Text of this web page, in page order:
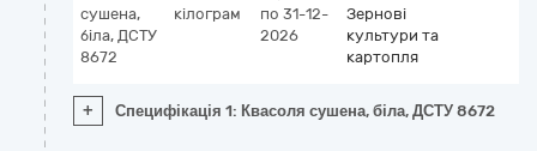
сушена,
біла, ДСТУ
8672
кілограм
по 31-12-
2026
Зернові
культури та
картопля
+ Специфікація 1: Квасоля сушена, біла, ДСТУ 8672